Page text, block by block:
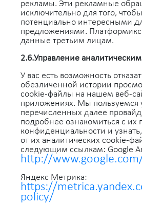
рекламы. Эти рекламные
исключительно для того,
потенциально интересными
предложениями.
данные третьим лицам.
2.6.Управление
У вас есть возможность
обезличенной истории
cookie-файлы на нашем веб-
приложениях. Мы пользуемся
перечисленных далее
подробнее ознакомиться с их
конфиденциальности и
от их аналитических cookie-
следующим ссылкам: Google
http://
Яндекс Метрика:
https://
policy/